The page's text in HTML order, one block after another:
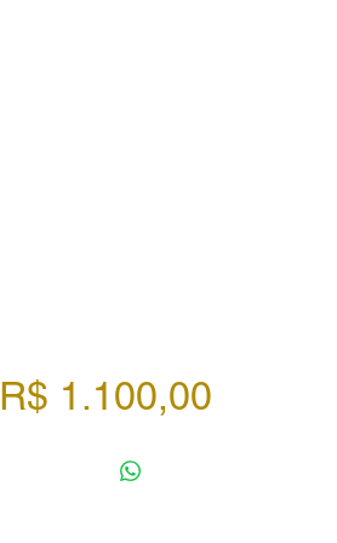
R$ 1.100,00Preço